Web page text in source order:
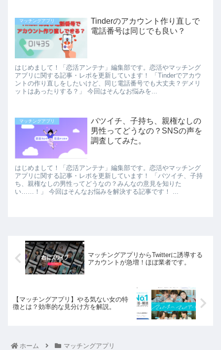
マッチングアプリ
Tinderのアカウント作り直しで
電話番号は同じでも良い？
はじめまして！「恋活アンテナ」編集部です。恋活やマッチング
アプリに関する記事・レポを更新しています！ 「Tinderでアカウ
ントの作り直しをしたいけど、同じ電話番号でも大丈夫？デメリ
ットはあったりする？」 今回はそんなお悩みを...
マッチングアプリ
バツイチ、子持ち、親権なしの
男性ってどうなの？SNSの声を
調査してみた。
はじめまして！「恋活アンテナ」編集部です。恋活やマッチング
アプリに関する記事・レポを更新しています！ 「バツイチ、子持
ち、親権なしの男性ってどうなの？みんなの意見を知りた
い……！」 今回はそんなお悩みを解決する記事です！ ...
マッチングアプリからTwitterに誘導する
アカウントが急増！ほぼ業者です。
【マッチングアプリ】やる気ない女の特
徴とは？効率的な見分け方を解説。
ホーム マッチングアプリ